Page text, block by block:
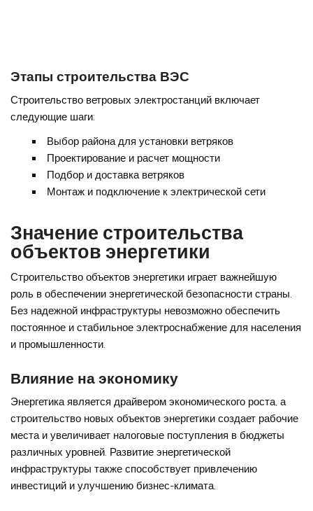
Этапы строительства ВЭС
Строительство ветровых электростанций включает
следующие шаги:
Выбор района для установки ветряков
Проектирование и расчет мощности
Подбор и доставка ветряков
Монтаж и подключение к электрической сети
Значение строительства
объектов энергетики
Строительство объектов энергетики играет важнейшую
роль в обеспечении энергетической безопасности страны.
Без надежной инфраструктуры невозможно обеспечить
постоянное и стабильное электроснабжение для населения
и промышленности.
Влияние на экономику
Энергетика является драйвером экономического роста, а
строительство новых объектов энергетики создает рабочие
места и увеличивает налоговые поступления в бюджеты
различных уровней. Развитие энергетической
инфраструктуры также способствует привлечению
инвестиций и улучшению бизнес-климата.